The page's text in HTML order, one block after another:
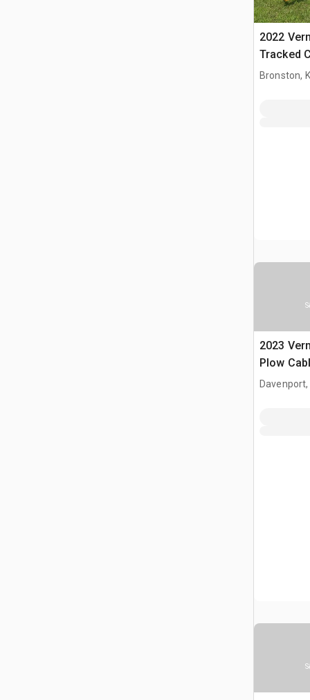
2022
Tracked
Bronston,
2023
Plow
Davenport,